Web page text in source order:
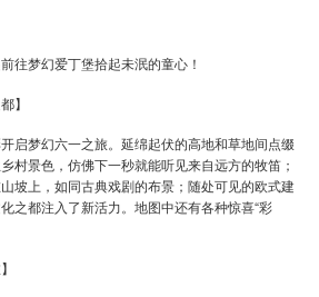
往梦幻爱丁堡拾起未泯的童心！
】
启梦幻六一之旅。延绵起伏的高地和草地间点缀
村景色，仿佛下一秒就能听见来自远方的牧笛；
坡上，如同古典戏剧的布景；随处可见的欧式建
之都注入了新活力。地图中还有各种惊喜“彩